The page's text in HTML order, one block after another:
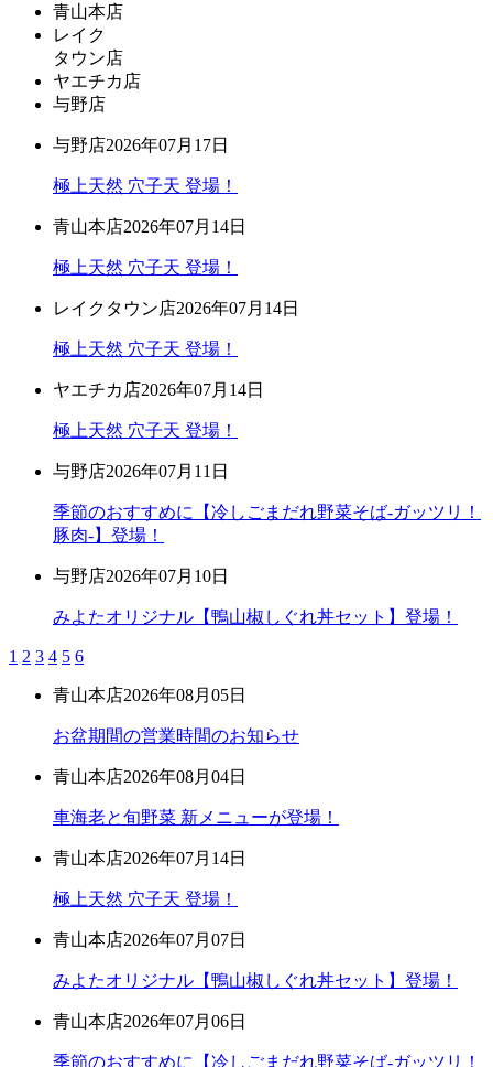
青山本店
レイク
タウン店
ヤエチカ店
与野店
与野店2026年07月17日
極上天然 穴子天 登場！
青山本店2026年07月14日
極上天然 穴子天 登場！
レイクタウン店2026年07月14日
極上天然 穴子天 登場！
ヤエチカ店2026年07月14日
極上天然 穴子天 登場！
与野店2026年07月11日
季節のおすすめに【冷しごまだれ野菜そば-ガッツリ！
豚肉-】登場！
与野店2026年07月10日
みよたオリジナル【鴨山椒しぐれ丼セット】登場！
1 2 3 4 5 6
青山本店2026年08月05日
お盆期間の営業時間のお知らせ
青山本店2026年08月04日
車海老と旬野菜 新メニューが登場！
青山本店2026年07月14日
極上天然 穴子天 登場！
青山本店2026年07月07日
みよたオリジナル【鴨山椒しぐれ丼セット】登場！
青山本店2026年07月06日
季節のおすすめに【冷しごまだれ野菜そば-ガッツリ！